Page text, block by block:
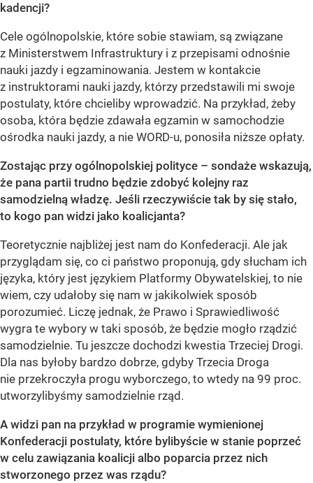
kadencji?
Cele ogólnopolskie, które sobie stawiam, są związane
z Ministerstwem Infrastruktury i z przepisami odnośnie
nauki jazdy i egzaminowania. Jestem w kontakcie
z instruktorami nauki jazdy, którzy przedstawili mi swoje
postulaty, które chcieliby wprowadzić. Na przykład, żeby
osoba, która będzie zdawała egzamin w samochodzie
ośrodka nauki jazdy, a nie WORD-u, ponosiła niższe opłaty.
Zostając przy ogólnopolskiej polityce – sondaże wskazują,
że pana partii trudno będzie zdobyć kolejny raz
samodzielną władzę. Jeśli rzeczywiście tak by się stało,
to kogo pan widzi jako koalicjanta?
Teoretycznie najbliżej jest nam do Konfederacji. Ale jak
przyglądam się, co ci państwo proponują, gdy słucham ich
języka, który jest językiem Platformy Obywatelskiej, to nie
wiem, czy udałoby się nam w jakikolwiek sposób
porozumieć. Liczę jednak, że Prawo i Sprawiedliwość
wygra te wybory w taki sposób, że będzie mogło rządzić
samodzielnie. Tu jeszcze dochodzi kwestia Trzeciej Drogi.
Dla nas byłoby bardzo dobrze, gdyby Trzecia Droga
nie przekroczyła progu wyborczego, to wtedy na 99 proc.
utworzylibyśmy samodzielnie rząd.
A widzi pan na przykład w programie wymienionej
Konfederacji postulaty, które bylibyście w stanie poprzeć
w celu zawiązania koalicji albo poparcia przez nich
stworzonego przez was rządu?